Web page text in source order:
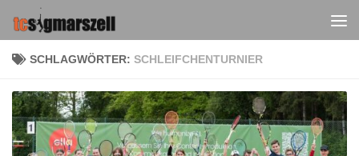
Zum Inhalt springen
SCHLAGWÖRTER: SCHLEIFCHENTURNIER